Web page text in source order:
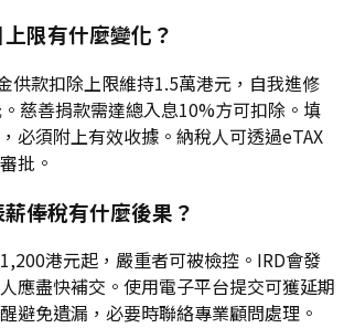
限有什麼變化？
供款扣除上限維持1.5萬港元，自我進修
慈善捐款需達總入息10%方可扣除。填
必須附上有效收據。納稅人可透過eTAX
批。
俸稅有什麼後果？
港元起，嚴重者可被檢控。IRD會發
應盡快補交。使用電子平台提交可獲延期
避免遺漏，必要時聯絡專業顧問處理。